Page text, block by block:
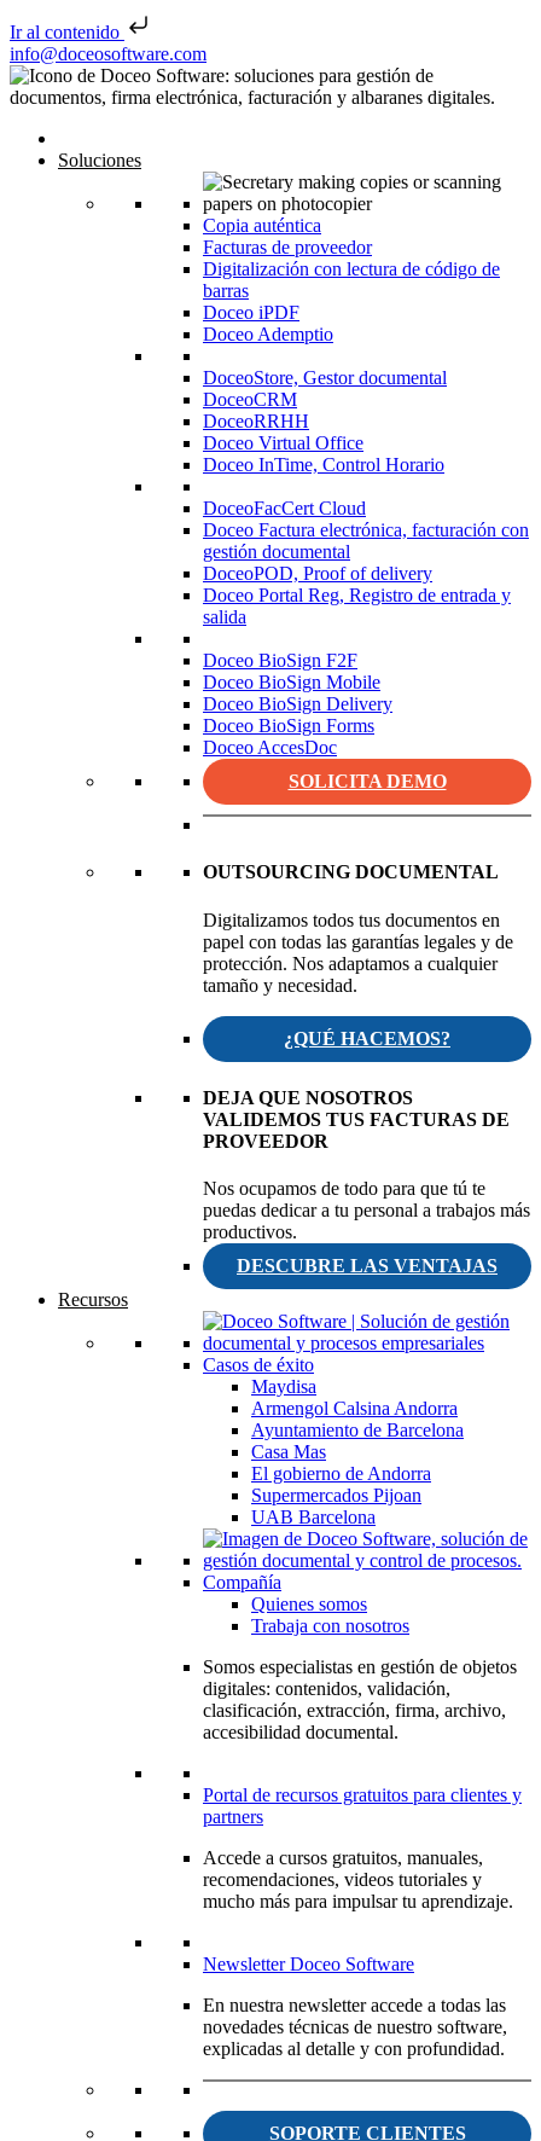
Ir al contenido
Saltar al contenido
info@doceosoftware.com
Soluciones
Copia auténtica
Facturas de proveedor
Digitalización con lectura de código de
barras
Doceo iPDF
Doceo Ademptio
DoceoStore, Gestor documental
DoceoCRM
DoceoRRHH
Doceo Virtual Office
Doceo InTime, Control Horario
DoceoFacCert Cloud
Doceo Factura electrónica, facturación con
gestión documental
DoceoPOD, Proof of delivery
Doceo Portal Reg, Registro de entrada y
salida
Doceo BioSign F2F
Doceo BioSign Mobile
Doceo BioSign Delivery
Doceo BioSign Forms
Doceo AccesDoc
SOLICITA DEMO
OUTSOURCING DOCUMENTAL
Digitalizamos todos tus documentos en
papel con todas las garantías legales y de
protección. Nos adaptamos a cualquier
tamaño y necesidad.
¿QUÉ HACEMOS?
DEJA QUE NOSOTROS
VALIDEMOS TUS FACTURAS DE
PROVEEDOR
Nos ocupamos de todo para que tú te
puedas dedicar a tu personal a trabajos más
productivos.
DESCUBRE LAS VENTAJAS
Recursos
Casos de éxito
Maydisa
Armengol Calsina Andorra
Ayuntamiento de Barcelona
Casa Mas
El gobierno de Andorra
Supermercados Pijoan
UAB Barcelona
Compañía
Quienes somos
Trabaja con nosotros
Somos especialistas en gestión de objetos
digitales: contenidos, validación,
clasificación, extracción, firma, archivo,
accesibilidad documental.
Portal de recursos gratuitos para clientes y
partners
Accede a cursos gratuitos, manuales,
recomendaciones, videos tutoriales y
mucho más para impulsar tu aprendizaje.
Newsletter Doceo Software
En nuestra newsletter accede a todas las
novedades técnicas de nuestro software,
explicadas al detalle y con profundidad.
SOPORTE CLIENTES